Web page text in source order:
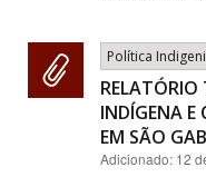
Política
RELATÓRIO
INDÍGENA E
EM SÃO
Adicionado: 12